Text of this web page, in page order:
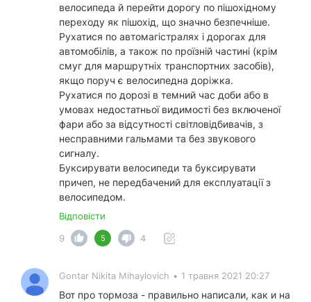
велосипеда й перейти дорогу по пішохідному
переходу як пішохід, що значно безпечніше.
Рухатися по автомагістралях і дорогах для
автомобілів, а також по проїзній частині (крім
смуг для маршрутніх транспортних засобів),
якщо поруч є велосипедна доріжка.
Рухатися по дорозі в темний час доби або в
умовах недостатньої видимості без включеної
фари або за відсутності світловідбивачів, з
несправними гальмами та без звукового
сигналу.
Буксирувати велосипеди та буксирувати
причеп, не передбачений для експлуатації з
велосипедом.
Відповісти
9
5 4
Gontar Nikita Mihaylovich • 1 травня 2021 20:27
Вот про тормоза - правильно написали, как и на